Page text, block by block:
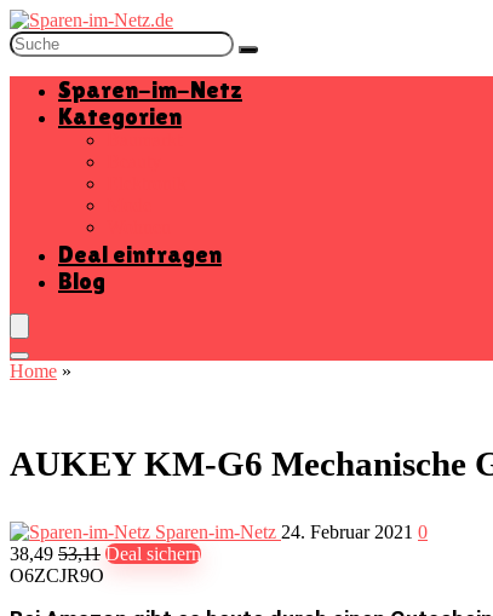
Sparen-im-Netz
Kategorien
Deal eintragen
Blog
Home »
AUKEY KM-G6 Mechanische
Sparen-im-Netz 24. Februar 2021 0
38,49 53,11 Deal sichern
O6ZCJR9O